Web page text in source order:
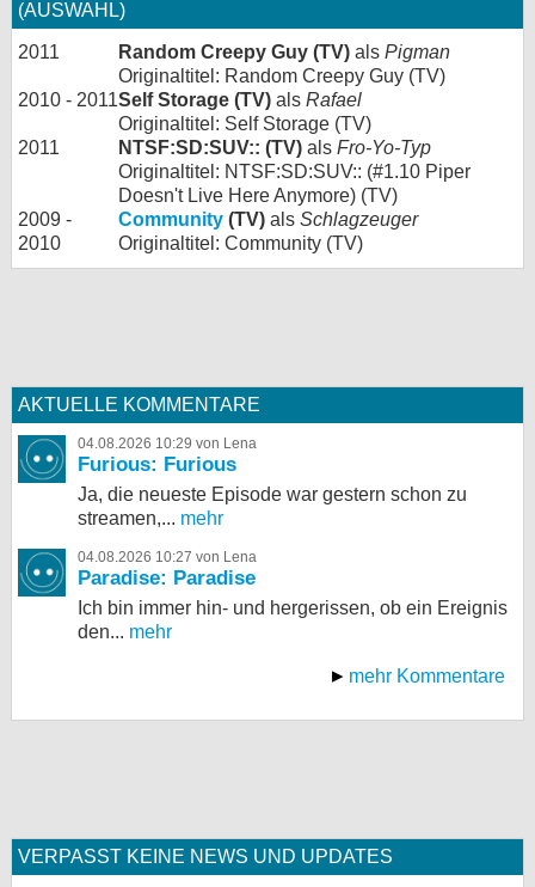
(AUSWAHL)
2011 Random Creepy Guy (TV) als Pigman
Originaltitel: Random Creepy Guy (TV)
2010 - 2011Self Storage (TV) als Rafael
Originaltitel: Self Storage (TV)
2011
NTSF:SD:SUV:: (TV) als Fro-Yo-Typ
Originaltitel: NTSF:SD:SUV:: (#1.10 Piper
Doesn't Live Here Anymore) (TV)
2009 -
2010
Community (TV) als Schlagzeuger
Originaltitel: Community (TV)
AKTUELLE KOMMENTARE
04.08.2026 10:29 von Lena
Furious: Furious
Ja, die neueste Episode war gestern schon zu
streamen,... mehr
04.08.2026 10:27 von Lena
Paradise: Paradise
Ich bin immer hin- und hergerissen, ob ein Ereignis
den... mehr
mehr Kommentare
VERPASST KEINE NEWS UND UPDATES